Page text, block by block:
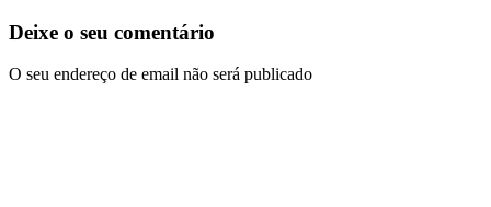
Deixe o seu comentário
O seu endereço de email não será publicado